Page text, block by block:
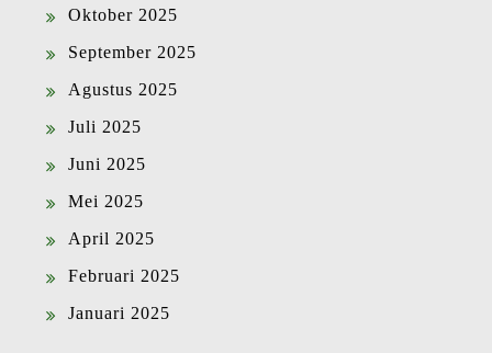
Oktober 2025
September 2025
Agustus 2025
Juli 2025
Juni 2025
Mei 2025
April 2025
Februari 2025
Januari 2025